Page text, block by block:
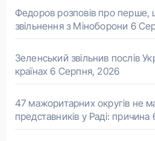
Федоров розповів про перше,
звільнення з Міноборони 6
Зеленський звільнив послів
країнах 6 Серпня, 2026
47 мажоритарних округів не
представників у Раді: причина